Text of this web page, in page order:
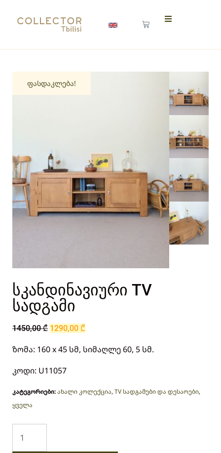
ფასდაკლება!
სკანდინავიური TV
სადგამი
1450,00₾ 1290,00 ₾
ზომა: 160 x 45 სმ, სიმაღლე 60, 5 სმ.
კოდი: U11057
კატეგორიები:ახალი კოლექცია,TV სადგამები და დესაოები,
ყველა